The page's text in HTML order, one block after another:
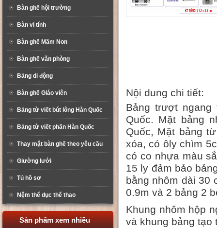
Bàn ghế hội trường
Bàn vi tính
Bàn ghế Mầm Non
Bàn ghế văn phòng
Bảng di động
Bàn ghế Giáo viên
Bảng từ viết bút lông Hàn Quốc
Bảng từ viết phấn Hàn Quốc
Thay mặt bàn ghế theo yêu cầu
Giường lưới
Tủ hồ sơ
Nệm thể dục thể thao
Sản phẩm xem nhiều
Nội dung chi tiết:
Bảng trượt
Quốc. Mặt bảng
Quốc, Mặt bảng
xóa, có ôly chìm
có co nhựa màu
15 ly đảm bảo
bằng nhôm dài 30
0.9m và 2 bảng 2
Khung nhôm hộp
và khung bảng tạo